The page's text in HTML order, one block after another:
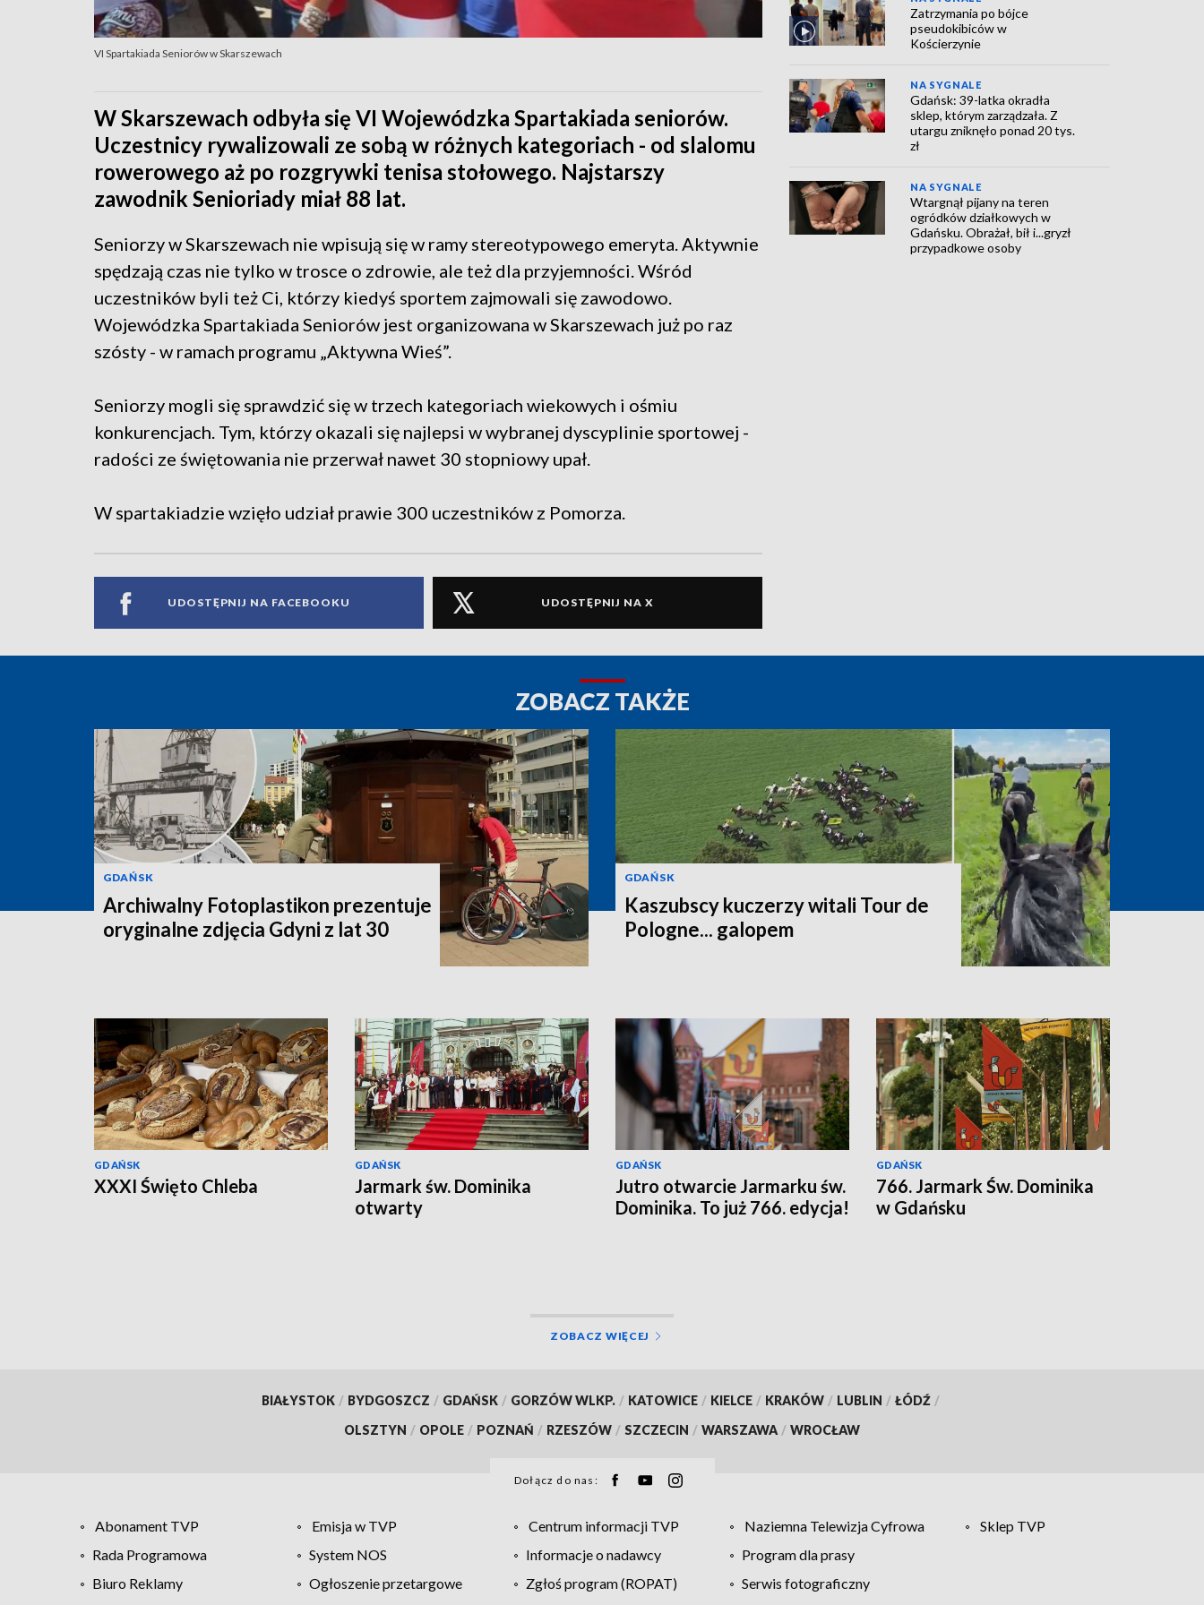
VI Spartakiada Seniorów w Skarszewach
W Skarszewach odbyła się VI Wojewódzka Spartakiada seniorów.
Uczestnicy rywalizowali ze sobą w różnych kategoriach - od slalomu
rowerowego aż po rozgrywki tenisa stołowego. Najstarszy
zawodnik Senioriady miał 88 lat.
Seniorzy w Skarszewach nie wpisują się w ramy stereotypowego emeryta. Aktywnie
spędzają czas nie tylko w trosce o zdrowie, ale też dla przyjemności. Wśród
uczestników byli też Ci, którzy kiedyś sportem zajmowali się zawodowo.
Wojewódzka Spartakiada Seniorów jest organizowana w Skarszewach już po raz
szósty - w ramach programu „Aktywna Wieś”.
Seniorzy mogli się sprawdzić się w trzech kategoriach wiekowych i ośmiu
konkurencjach. Tym, którzy okazali się najlepsi w wybranej dyscyplinie sportowej -
radości ze świętowania nie przerwał nawet 30 stopniowy upał.
W spartakiadzie wzięło udział prawie 300 uczestników z Pomorza.
UDOSTĘPNIJ NA FACEBOOKU UDOSTĘPNIJ NA X
Zatrzymania po bójce
pseudokibiców w
Kościerzynie
NA SYGNALE
Gdańsk: 39-latka okradła
sklep, którym zarządzała. Z
utargu zniknęło ponad 20 tys.
zł
NA SYGNALE
Wtargnął pijany na teren
ogródków działkowych w
Gdańsku. Obrażał, bił i...gryzł
przypadkowe osoby
ZOBACZ TAKŻE
GDAŃSK
Archiwalny Fotoplastikon prezentuje
oryginalne zdjęcia Gdyni z lat 30
GDAŃSK
Kaszubscy kuczerzy witali Tour de
Pologne... galopem
GDAŃSK
XXXI Święto Chleba
GDAŃSK
Jarmark św. Dominika
otwarty
GDAŃSK
Jutro otwarcie Jarmarku św.
Dominika. To już 766. edycja!
GDAŃSK
766. Jarmark Św. Dominika
w Gdańsku
ZOBACZ WIĘCEJ
BIAŁYSTOK / BYDGOSZCZ / GDAŃSK / GORZÓW WLKP. / KATOWICE / KIELCE / KRAKÓW / LUBLIN / ŁÓDŹ /
OLSZTYN / OPOLE / POZNAŃ / RZESZÓW / SZCZECIN / WARSZAWA / WROCŁAW
Dołącz do nas:
Abonament TVP Emisja w TVP Centrum informacji TVP Naziemna Telewizja Cyfrowa
Sklep TVP
Rada Programowa
System NOS Informacje o nadawcy
Program dla prasy
Biuro Reklamy
Ogłoszenie przetargowe Zgłoś program (ROPAT)
Serwis fotograficzny